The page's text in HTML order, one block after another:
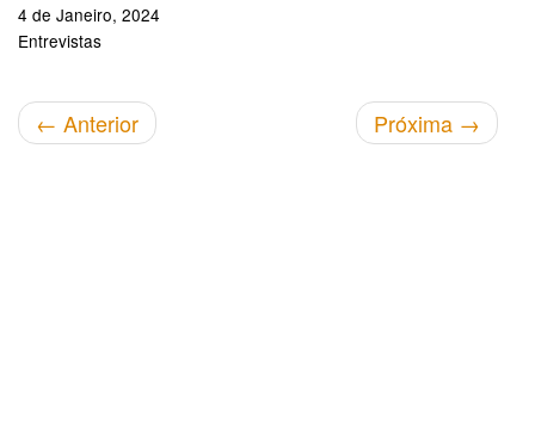
4 de Janeiro, 2024
Entrevistas
← Anterior Próxima →